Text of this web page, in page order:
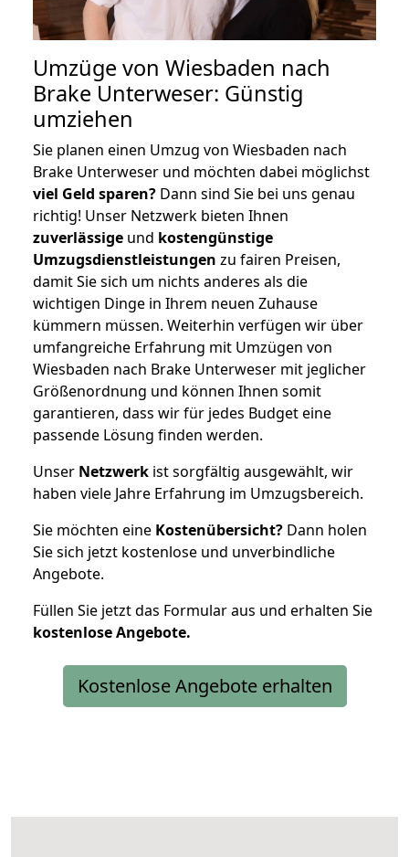
Umzüge von Wiesbaden nach
Brake Unterweser: Günstig
umziehen
Sie planen einen Umzug von Wiesbaden nach
Brake Unterweser und möchten dabei möglichst
viel Geld sparen? Dann sind Sie bei uns genau
richtig! Unser Netzwerk bieten Ihnen
zuverlässige und kostengünstige
Umzugsdienstleistungen zu fairen Preisen,
damit Sie sich um nichts anderes als die
wichtigen Dinge in Ihrem neuen Zuhause
kümmern müssen. Weiterhin verfügen wir über
umfangreiche Erfahrung mit Umzügen von
Wiesbaden nach Brake Unterweser mit jeglicher
Größenordnung und können Ihnen somit
garantieren, dass wir für jedes Budget eine
passende Lösung finden werden.
Unser Netzwerk ist sorgfältig ausgewählt, wir
haben viele Jahre Erfahrung im Umzugsbereich.
Sie möchten eine Kostenübersicht? Dann holen
Sie sich jetzt kostenlose und unverbindliche
Angebote.
Füllen Sie jetzt das Formular aus und erhalten Sie
kostenloseAngebote.
Kostenlose Angebote erhalten